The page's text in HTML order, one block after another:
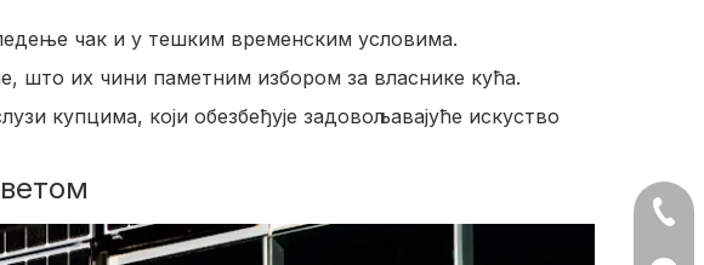
чак и у тешким временским условима.
што их чини паметним избором за власнике кућа.
купцима, који обезбеђује задовољавајуће искуство
+86-